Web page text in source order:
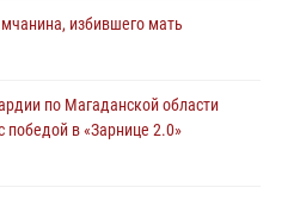
избившего мать
по Магаданской области
в «Зарнице 2.0»